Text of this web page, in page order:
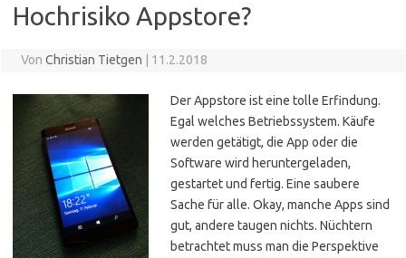
Hochrisiko Appstore?
Von Christian Tietgen | 11.2.2018
Der Appstore ist eine tolle Erfindung.
Egal welches Betriebssystem. Käufe
werden getätigt, die App oder die
Software wird heruntergeladen,
gestartet und fertig. Eine saubere
Sache für alle. Okay, manche Apps sind
gut, andere taugen nichts. Nüchtern
betrachtet muss man die Perspektive